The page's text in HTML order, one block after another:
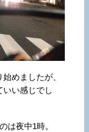
めましたが、
いい感じでし
は夜中1時。